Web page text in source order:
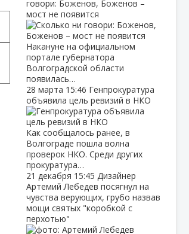
говори: Боженов, Боженов –
мост не появится
Накануне на официальном
портале губернатора
Волгоградской области
появилась…
28 марта 15:46 Генпрокуратура
объявила цель ревизий в НКО
Как сообщалось ранее, в
Волгограде пошла волна
проверок НКО. Среди других
прокуратура…
21 декабря 15:45 Дизайнер
Артемий Лебедев посягнул на
чувства верующих, грубо назвав
мощи святых "коробкой с
перхотью"